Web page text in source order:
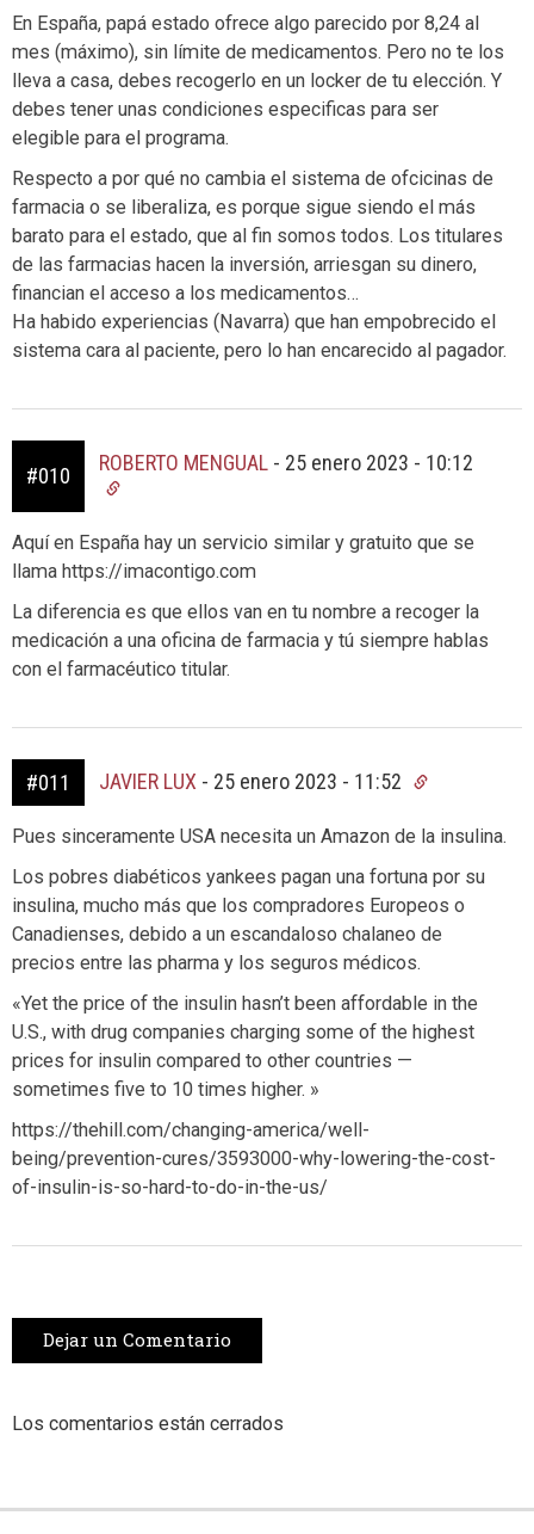
En España, papá estado ofrece algo parecido por 8,24 al
mes (máximo), sin límite de medicamentos. Pero no te los
lleva a casa, debes recogerlo en un locker de tu elección. Y
debes tener unas condiciones especificas para ser
elegible para el programa.
Respecto a por qué no cambia el sistema de ofcicinas de
farmacia o se liberaliza, es porque sigue siendo el más
barato para el estado, que al fin somos todos. Los titulares
de las farmacias hacen la inversión, arriesgan su dinero,
financian el acceso a los medicamentos…
Ha habido experiencias (Navarra) que han empobrecido el
sistema cara al paciente, pero lo han encarecido al pagador.
#010
ROBERTO MENGUAL - 25 enero 2023 - 10:12
Aquí en España hay un servicio similar y gratuito que se
llama https://imacontigo.com
La diferencia es que ellos van en tu nombre a recoger la
medicación a una oficina de farmacia y tú siempre hablas
con el farmacéutico titular.
#011 JAVIER LUX - 25 enero 2023 - 11:52
Pues sinceramente USA necesita un Amazon de la insulina.
Los pobres diabéticos yankees pagan una fortuna por su
insulina, mucho más que los compradores Europeos o
Canadienses, debido a un escandaloso chalaneo de
precios entre las pharma y los seguros médicos.
«Yet the price of the insulin hasn’t been affordable in the
U.S., with drug companies charging some of the highest
prices for insulin compared to other countries —
sometimes five to 10 times higher. »
https://thehill.com/changing-america/well-
being/prevention-cures/3593000-why-lowering-the-cost-
of-insulin-is-so-hard-to-do-in-the-us/
Dejar un Comentario
Los comentarios están cerrados